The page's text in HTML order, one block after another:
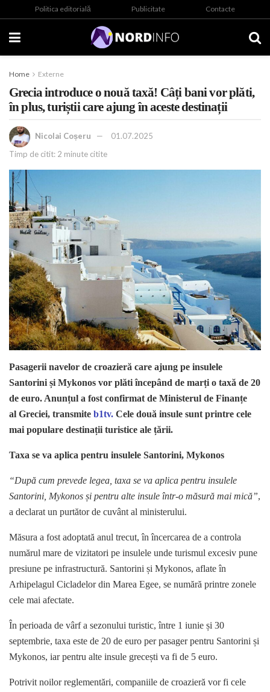
Politica editorială Publicitate Contacte
Home Externe
Grecia introduce o nouă taxă! Câți bani vor plăti,
în plus, turiștii care ajung în aceste destinații
Nicolai Coșeru
01.07.2025
Timp de citit: 2 minute citite
Pasagerii navelor de croazieră care ajung pe insulele
Santorini și Mykonos vor plăti începând de marți o taxă de 20
de euro. Anunțul a fost confirmat de Ministerul de Finanțe
al Greciei, transmite b1tv. Cele două insule sunt printre cele
mai populare destinații turistice ale țării.
Taxa se va aplica pentru insulele Santorini, Mykonos
“După cum prevede legea, taxa se va aplica pentru insulele
Santorini, Mykonos și pentru alte insule într-o măsură mai mică”,
a declarat un purtător de cuvânt al ministerului.
Măsura a fost adoptată anul trecut, în încercarea de a controla
numărul mare de vizitatori pe insulele unde turismul excesiv pune
presiune pe infrastructură. Santorini și Mykonos, aflate în
Arhipelagul Cicladelor din Marea Egee, se numără printre zonele
cele mai afectate.
În perioada de vârf a sezonului turistic, între 1 iunie și 30
septembrie, taxa este de 20 de euro per pasager pentru Santorini și
Mykonos, iar pentru alte insule grecești va fi de 5 euro.
Potrivit noilor reglementări, companiile de croazieră vor fi cele